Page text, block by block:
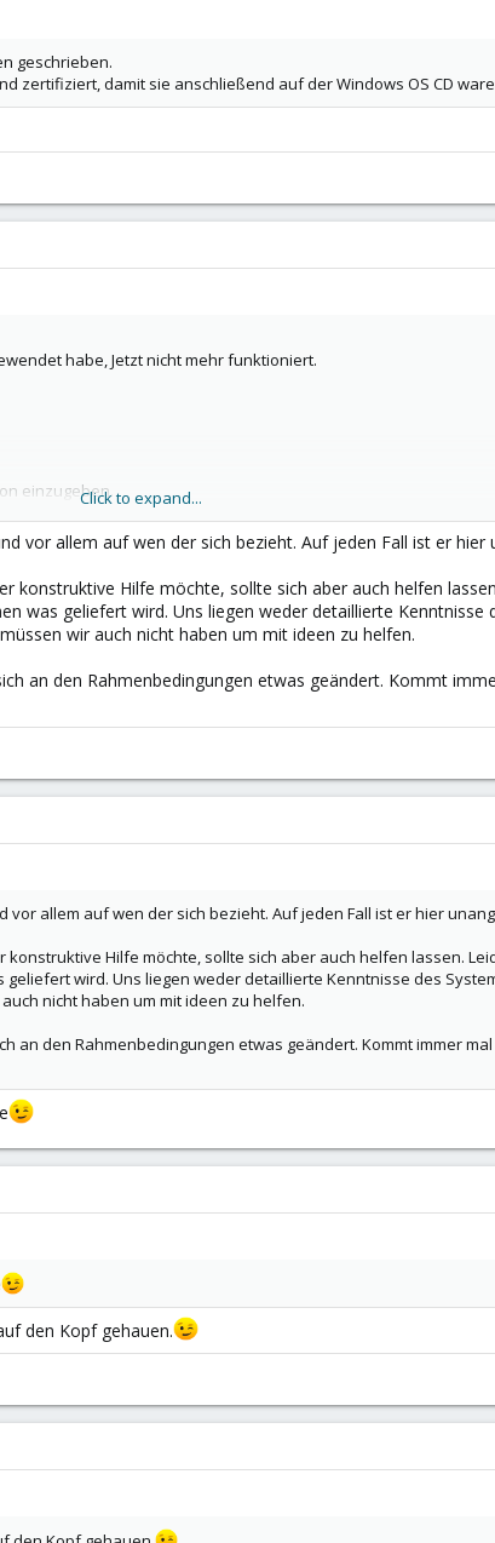
geschrieben.
zertifiziert, damit sie anschließend auf der Windows OS CD
habe, Jetzt nicht mehr funktioniert.
einzugeben.
geschrieben.
zertifiziert, damit sie anschließend auf der Windows OS CD
Software Entwicklung.
Begriffe wie professionelle Software Entwicklung und
verblendete Typen getroffen.
Click to expand...
vor allem auf wen der sich bezieht. Auf jeden Fall ist er hier
konstruktive Hilfe möchte, sollte sich aber auch helfen
was geliefert wird. Uns liegen weder detaillierte Kenntnisse
wir auch nicht haben um mit ideen zu helfen.
an den Rahmenbedingungen etwas geändert. Kommt
allem auf wen der sich bezieht. Auf jeden Fall ist er hier
Hilfe möchte, sollte sich aber auch helfen lassen.
wird. Uns liegen weder detaillierte Kenntnisse des
nicht haben um mit ideen zu helfen.
an den Rahmenbedingungen etwas geändert. Kommt immer
den Kopf gehauen.